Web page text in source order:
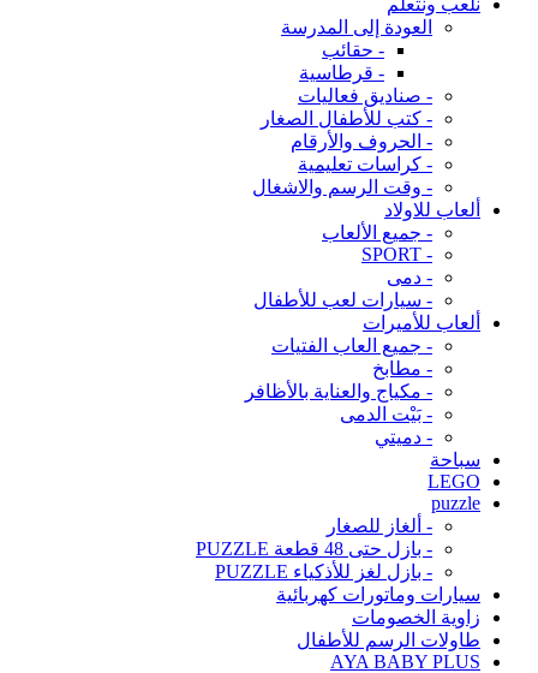
نلعب ونتعلم
العودة إلى المدرسة
- حقائب
- قرطاسية
- صناديق فعاليات
- كتب للأطفال الصغار
- الحروف والأرقام
- كراسات تعليمية
- وقت الرسم والاشغال
ألعاب للاولاد
- جميع الألعاب
- SPORT
- دمى
- سيارات لعب للأطفال
ألعاب للأميرات
- جميع العاب الفتيات
- مطابخ
- مكياج والعناية بالأظافر
- بَيْت الدمى
- دميتي
سباحة
LEGO
puzzle
- ألغاز للصغار
- بازل حتى 48 قطعة PUZZLE
- بازل لغز للأذكياء PUZZLE
سيارات وماتورات كهربائية
زاوية الخصومات
طاولات الرسم للأطفال
AYA BABY PLUS